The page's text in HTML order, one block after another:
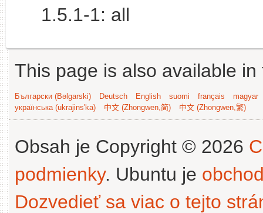
1.5.1-1: all
This page is also available
Български (Bəlgarski) Deutsch English suomi français
magyar
українська (ukrajins'ka)
中文 (Zhongwen,简) 中文 (Zhongwen,繁)
Obsah je Copyright © 2026
podmienky. Ubuntu je
Dozvedieť sa viac o tejto